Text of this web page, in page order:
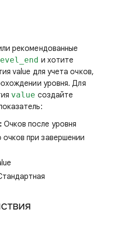
рекомендованные
и хотите
value для учета очков,
уровня. Для
value создайте
Очков после уровня
очков при завершении